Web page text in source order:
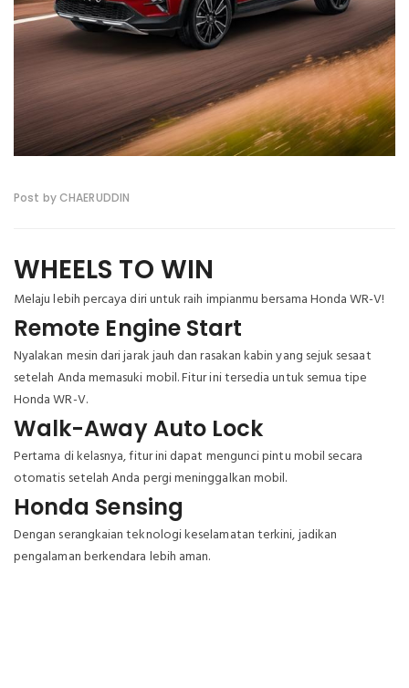
Post by CHAERUDDIN
WHEELS TO WIN
Melaju lebih percaya diri untuk raih impianmu bersama Honda WR-V!
Remote Engine Start
Nyalakan mesin dari jarak jauh dan rasakan kabin yang sejuk sesaat
setelah Anda memasuki mobil. Fitur ini tersedia untuk semua tipe
Honda WR-V.
Walk-Away Auto Lock
Pertama di kelasnya, fitur ini dapat mengunci pintu mobil secara
otomatis setelah Anda pergi meninggalkan mobil.
Honda Sensing
Dengan serangkaian teknologi keselamatan terkini, jadikan
pengalaman berkendara lebih aman.